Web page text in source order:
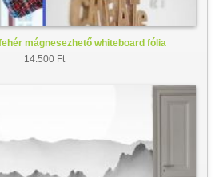
mágnesezhető whiteboard fólia
14.500 Ft